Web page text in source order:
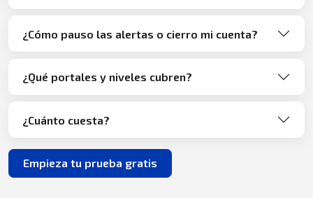
¿Cómo pauso las alertas o cierro mi cuenta?
¿Qué portales y niveles cubren?
¿Cuánto cuesta?
Empieza tu prueba gratis